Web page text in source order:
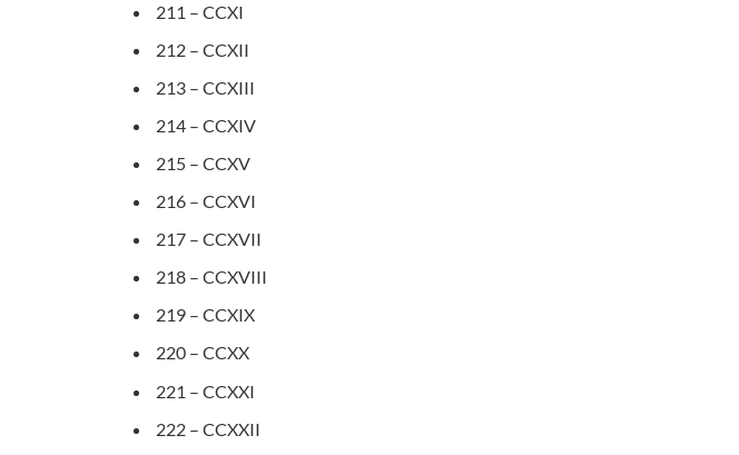
211 – CCXI
212 – CCXII
213 – CCXIII
214 – CCXIV
215 – CCXV
216 – CCXVI
217 – CCXVII
218 – CCXVIII
219 – CCXIX
220 – CCXX
221 – CCXXI
222 – CCXXII